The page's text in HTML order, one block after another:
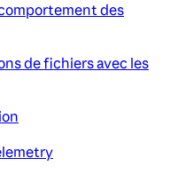
des
de fichiers avec les